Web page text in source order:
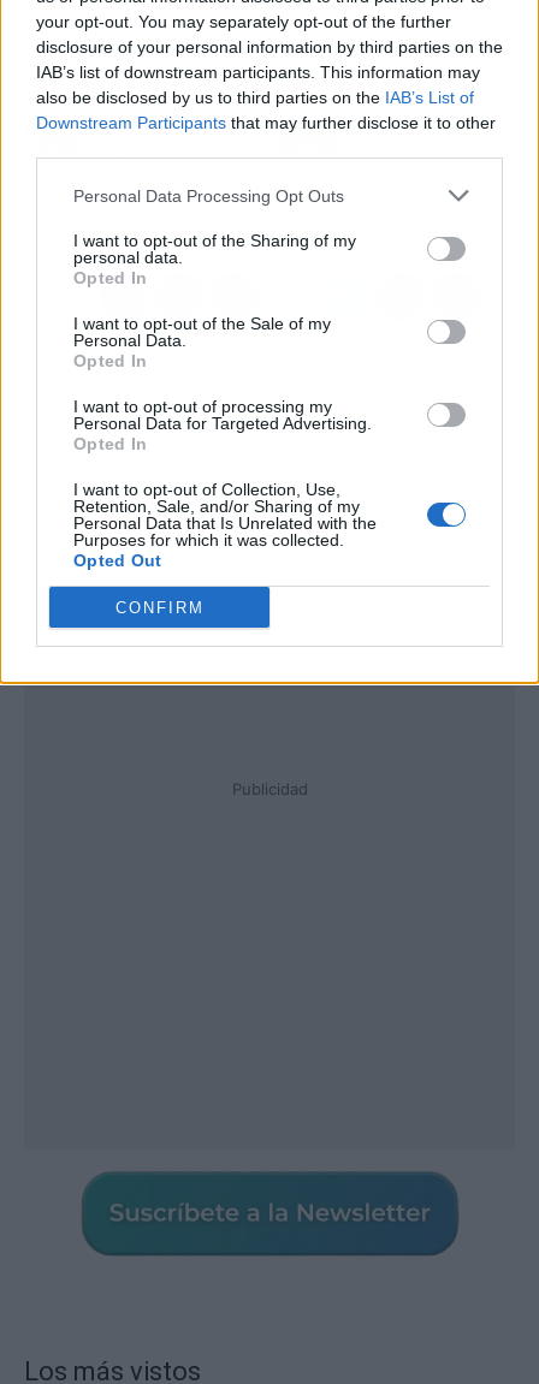
your opt-out. You may separately opt-out of the further
disclosure of your personal information by third parties on the
IAB’s list of downstream participants. This information may
also be disclosed by us to third parties on the IAB’s List of
Downstream Participants that may further disclose it to other
Personal Data Processing Opt Outs
I want to opt-out of the Sharing of my
personal data.
Opted In
I want to opt-out of the Sale of my
Personal Data.
Opted In
I want to opt-out of processing my
Personal Data for Targeted Advertising.
Opted In
I want to opt-out of Collection, Use,
Retention, Sale, and/or Sharing of my
Personal Data that Is Unrelated with the
Purposes for which it was collected.
Opted Out
CONFIRM
Artículo anterior
Luis de la Fuente le cierra
las puertas del Real
Artículo siguiente
El esfuerzo descomunal
de Fekir para evitar el
Publicidad
Los más vistos